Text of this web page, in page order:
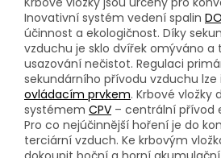
Inovativní systém vedení spalin
účinnost a ekologičnost. Díky
vzduchu je sklo dvířek omýváno a
usazování nečistot. Regulaci
sekundárního přívodu vzduchu lze
ovládacím prvkem. Krbové vložky
systémem CPV – centrální přívod
Pro co nejúčinnější hoření je do
terciární vzduch. Ke krbovým